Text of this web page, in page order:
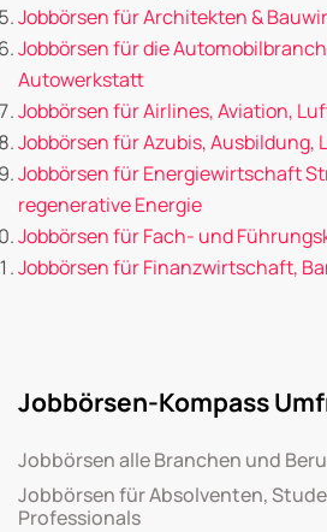
Jobbörsen für Architekten &
Jobbörsen für die
Autowerkstatt
Jobbörsen für Airlines, Aviation,
Jobbörsen für Azubis, Ausbildung,
Jobbörsen für Energiewirtschaft
regenerative Energie
Jobbörsen für Fach- und
Jobbörsen für Finanzwirtschaft,
Jobbörsen-Kompass
Jobbörsen alle Branchen und
Jobbörsen für Absolventen,
Professionals